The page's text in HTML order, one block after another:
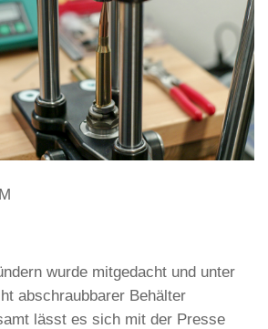
wurde mitgedacht und unter
abschraubbarer Behälter
lässt es sich mit der Presse